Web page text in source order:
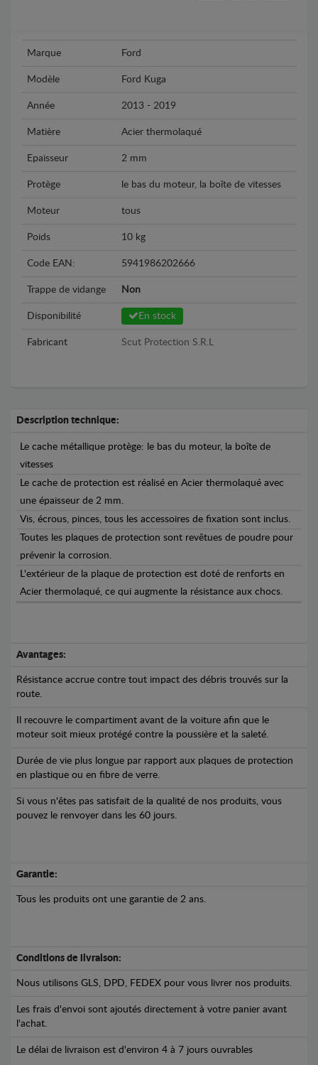
Marque Ford
Modèle Ford Kuga
Année 2013 - 2019
Matière Acier thermolaqué
Epaisseur 2 mm
Protège le bas du moteur, la boîte de vitesses
Moteur tous
Poids 10 kg
Code EAN: 5941986202666
Trappe de vidange Non
Disponibilité En stock
Fabricant Scut Protection S.R.L
Description technique:
Le cache métallique protège: le bas du moteur, la boîte de
vitesses
Le cache de protection est réalisé en Acier thermolaqué avec
une épaisseur de 2 mm.
Vis, écrous, pinces, tous les accessoires de fixation sont inclus.
Toutes les plaques de protection sont revêtues de poudre pour
prévenir la corrosion.
L'extérieur de la plaque de protection est doté de renforts en
Acier thermolaqué, ce qui augmente la résistance aux chocs.
Avantages:
Résistance accrue contre tout impact des débris trouvés sur la
route.
Il recouvre le compartiment avant de la voiture afin que le
moteur soit mieux protégé contre la poussière et la saleté.
Durée de vie plus longue par rapport aux plaques de protection
en plastique ou en fibre de verre.
Si vous n'êtes pas satisfait de la qualité de nos produits, vous
pouvez le renvoyer dans les 60 jours.
Garantie:
Tous les produits ont une garantie de 2 ans.
Conditions de livraison:
Nous utilisons GLS, DPD, FEDEX pour vous livrer nos produits.
Les frais d'envoi sont ajoutés directement à votre panier avant
l'achat.
Le délai de livraison est d'environ 4 à 7 jours ouvrables